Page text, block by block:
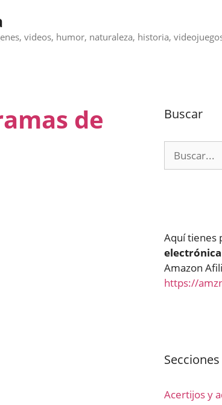
videos, humor, naturaleza, historia,
de
Buscar
Aquí tienes
electrónica
Amazon
https://
Secciones
Acertijos y